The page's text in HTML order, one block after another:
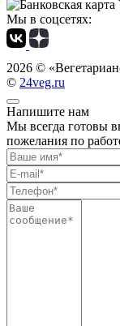
Мы в соцсетях:
2026 ©
© 24veg.ru
Напишите нам
Мы всегда готовы
пожелания по